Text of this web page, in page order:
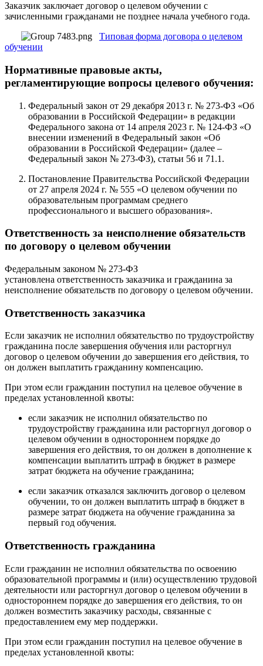
Заказчик заключает договор о целевом обучении с
зачисленными гражданами не позднее начала учебного года.
Типовая форма договора о целевом
обучении
Нормативные правовые акты,
регламентирующие вопросы целевого обучения:
Федеральный закон от 29 декабря 2013 г. № 273-ФЗ «Об
образовании в Российской Федерации» в редакции
Федерального закона от 14 апреля 2023 г. № 124-ФЗ «О
внесении изменений в Федеральный закон «Об
образовании в Российской Федерации» (далее –
Федеральный закон № 273-ФЗ), статьи 56 и 71.1.
Постановление Правительства Российской Федерации
от 27 апреля 2024 г. № 555 «О целевом обучении по
образовательным программам среднего
профессионального и высшего образования».
Ответственность за неисполнение обязательств
по договору о целевом обучении
Федеральным законом № 273-ФЗ
установлена ответственность заказчика и гражданина за
неисполнение обязательств по договору о целевом обучении.
Ответственность заказчика
Если заказчик не исполнил обязательство по трудоустройству
гражданина после завершения обучения или расторгнул
договор о целевом обучении до завершения его действия, то
он должен выплатить гражданину компенсацию.
При этом если гражданин поступил на целевое обучение в
пределах установленной квоты:
если заказчик не исполнил обязательство по
трудоустройству гражданина или расторгнул договор о
целевом обучении в одностороннем порядке до
завершения его действия, то он должен в дополнение к
компенсации выплатить штраф в бюджет в размере
затрат бюджета на обучение гражданина;
если заказчик отказался заключить договор о целевом
обучении, то он должен выплатить штраф в бюджет в
размере затрат бюджета на обучение гражданина за
первый год обучения.
Ответственность гражданина
Если гражданин не исполнил обязательства по освоению
образовательной программы и (или) осуществлению трудовой
деятельности или расторгнул договор о целевом обучении в
одностороннем порядке до завершения его действия, то он
должен возместить заказчику расходы, связанные с
предоставлением ему мер поддержки.
При этом если гражданин поступил на целевое обучение в
пределах установленной квоты: